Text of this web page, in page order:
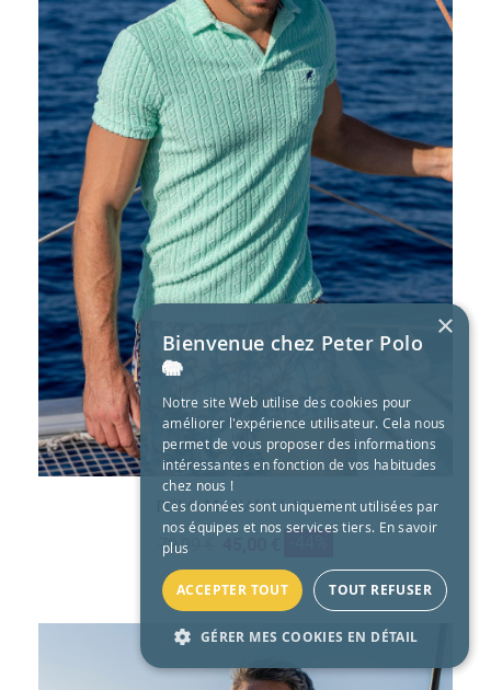
POLO MANAUS LAGON
79,99 €
×
Bienvenue chez Peter Polo
🐘
Notre site Web utilise des cookies pour
améliorer l'expérience utilisateur. Cela nous
permet de vous proposer des informations
intéressantes en fonction de vos habitudes
chez nous !
Ces données sont uniquement utilisées par
nos équipes et nos services tiers. En savoir
plus
ACCEPTER TOUT TOUT REFUSER
GÉRER MES COOKIES EN DÉTAIL